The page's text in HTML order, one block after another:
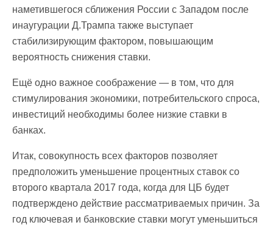
наметившегося сближения России с Западом после
инаугурации Д.Трампа также выступает
стабилизирующим фактором, повышающим
вероятность снижения ставки.
Ещё одно важное соображение — в том, что для
стимулирования экономики, потребительского спроса,
инвестиций необходимы более низкие ставки в
банках.
Итак, совокупность всех факторов позволяет
предположить уменьшение процентных ставок со
второго квартала 2017 года, когда для ЦБ будет
подтверждено действие рассматриваемых причин. За
год ключевая и банковские ставки могут уменьшиться